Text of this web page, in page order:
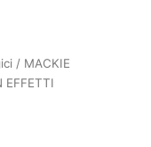
/ MACKIE
EFFETTI